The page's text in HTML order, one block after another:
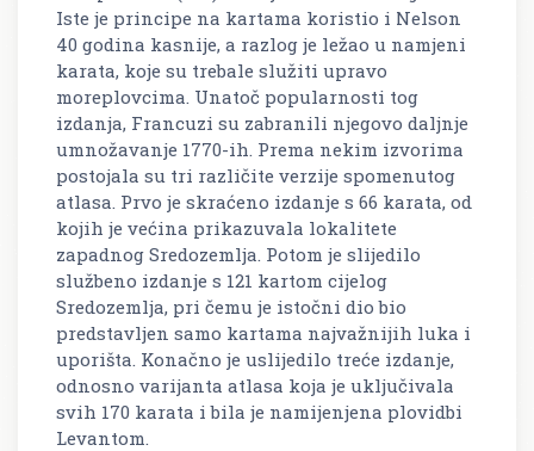
Iste je principe na kartama koristio i Nelson
40 godina kasnije, a razlog je ležao u namjeni
karata, koje su trebale služiti upravo
moreplovcima. Unatoč popularnosti tog
izdanja, Francuzi su zabranili njegovo daljnje
umnožavanje 1770-ih. Prema nekim izvorima
postojala su tri različite verzije spomenutog
atlasa. Prvo je skraćeno izdanje s 66 karata, od
kojih je većina prikazuvala lokalitete
zapadnog Sredozemlja. Potom je slijedilo
službeno izdanje s 121 kartom cijelog
Sredozemlja, pri čemu je istočni dio bio
predstavljen samo kartama najvažnijih luka i
uporišta. Konačno je uslijedilo treće izdanje,
odnosno varijanta atlasa koja je uključivala
svih 170 karata i bila je namijenjena plovidbi
Levantom.